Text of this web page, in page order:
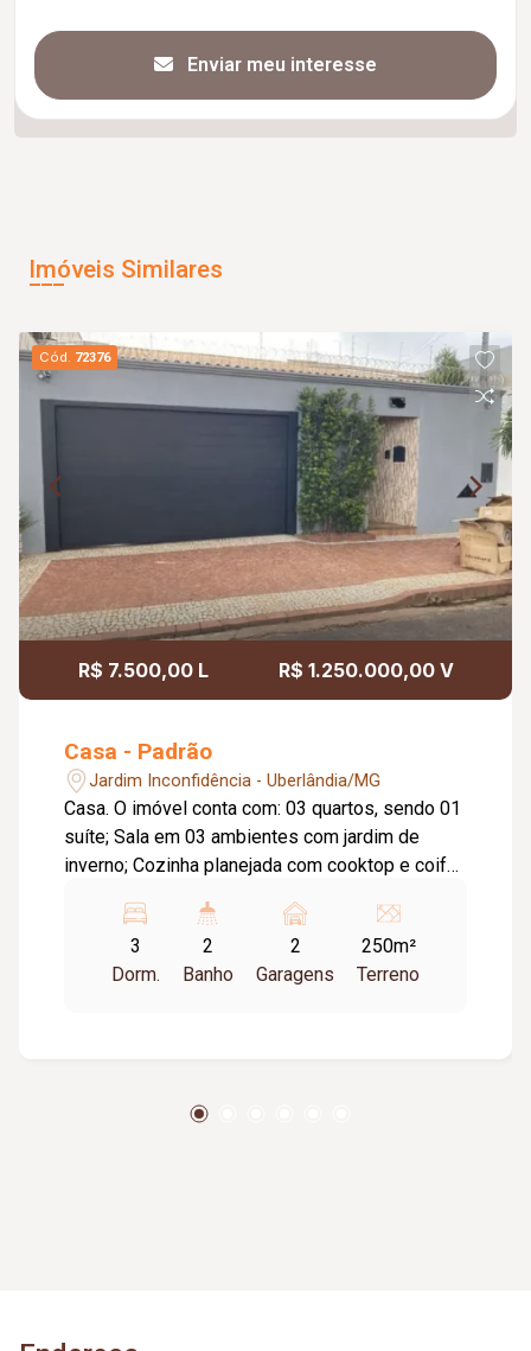
Enviar meu interesse
Imóveis Similares
Cód. 72376
R$ 7.500,00 L R$ 1.250.000,00 V
Casa - Padrão
Jardim Inconfidência - Uberlândia/MG
Casa. O imóvel conta com: 03 quartos, sendo 01
suíte; Sala em 03 ambientes com jardim de
inverno; Cozinha planejada com cooktop e coifa;
em blindex; Lavanderia com armário; Varanda
gourmet com churrasqueira; Piscina aquecida;
Sauna a vapor; Banheiro externo; 02 vagas de
3
Dorm.
2
Banho
2
Garagens
250m²
Terreno